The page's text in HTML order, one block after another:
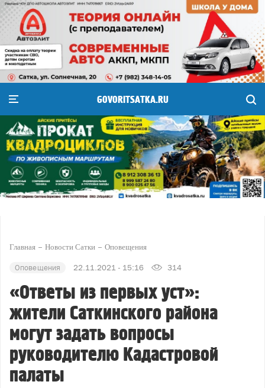
GOVORITSATKA.RU
Главная Новости Сатки Оповещения
Оповещения 22.11.2021 - 15:16 314
«Ответы из первых уст»:
жители Саткинского района
могут задать вопросы
руководителю Кадастровой
палаты